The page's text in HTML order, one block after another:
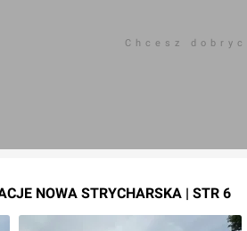
Chcesz
NOWA STRYCHARSKA | STR 6